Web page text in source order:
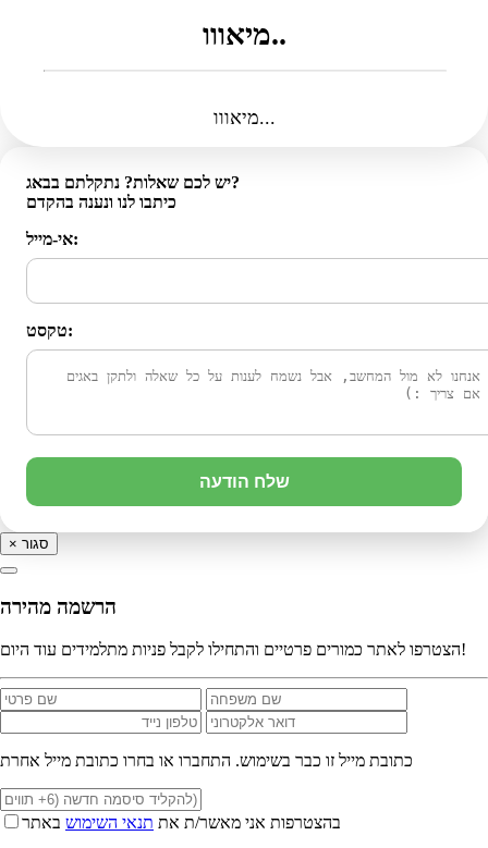
מיאווו..
מיאווו...
יש לכם שאלות? נתקלתם בבאג?
כיתבו לנו ונענה בהקדם
אי-מייל:
טקסט:
שלח הודעה
× סגור
הרשמה מהירה
הצטרפו לאתר כמורים פרטיים והתחילו לקבל פניות מתלמידים עוד היום!
כתובת מייל זו כבר בשימוש. התחברו או בחרו כתובת מייל אחרת
בהצטרפות אני מאשר/ת את תנאי השימוש באתר